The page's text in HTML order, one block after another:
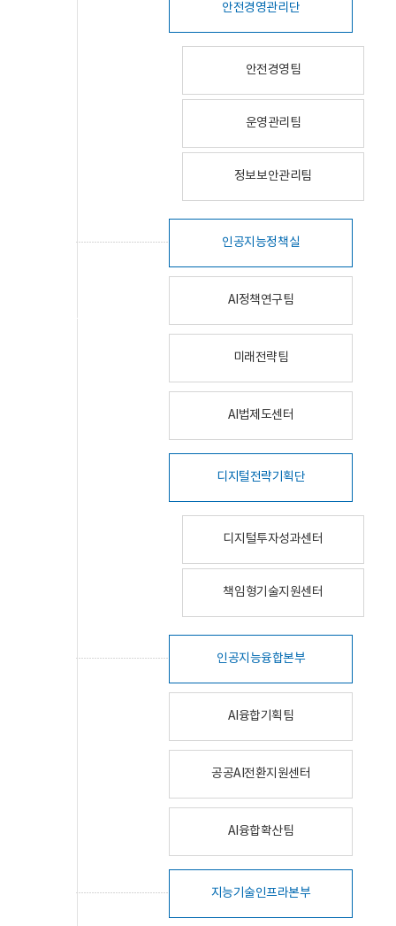
안전경영관리단
안전경영팀
운영관리팀
정보보안관리팀
인공지능정책실
AI정책연구팀
미래전략팀
AI법제도센터
디지털전략기획단
디지털투자성과센터
책임형기술지원센터
인공지능융합본부
AI융합기획팀
공공AI전환지원센터
AI융합확산팀
지능기술인프라본부